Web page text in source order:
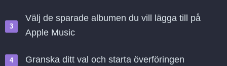
Välj de sparade albumen du vill lägga till på
Apple Music
Granska ditt val och starta överföringen